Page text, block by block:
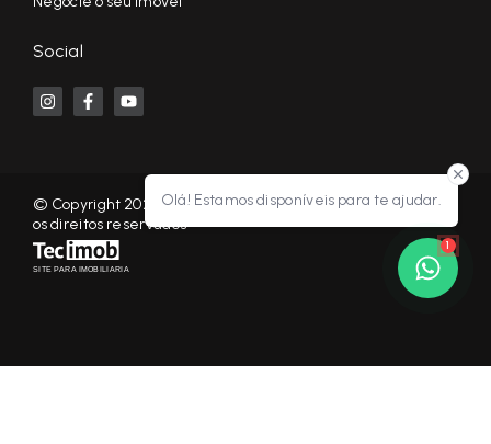
Olá! Estamos disponíveis para te ajudar.
1
Social
© Copyright 2026 - KF NEGÓCIOS IMOBILIÁRIOS RP - Todos
os direitos reservados
SITE PARA IMOBILIARIA